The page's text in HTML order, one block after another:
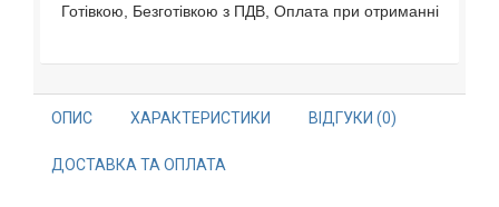
Готівкою, Безготівкою з ПДВ, Оплата при отриманні
ОПИС ХАРАКТЕРИСТИКИ ВІДГУКИ (0)
ДОСТАВКА ТА ОПЛАТА